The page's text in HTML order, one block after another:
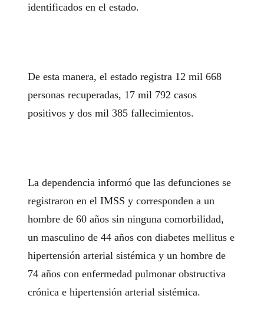
identificados en el estado.
De esta manera, el estado registra 12 mil 668
personas recuperadas, 17 mil 792 casos
positivos y dos mil 385 fallecimientos.
La dependencia informó que las defunciones se
registraron en el IMSS y corresponden a un
hombre de 60 años sin ninguna comorbilidad,
un masculino de 44 años con diabetes mellitus e
hipertensión arterial sistémica y un hombre de
74 años con enfermedad pulmonar obstructiva
crónica e hipertensión arterial sistémica.